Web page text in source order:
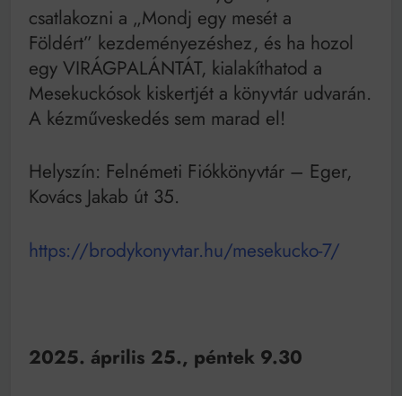
csatlakozni a „Mondj egy mesét a
Földért” kezdeményezéshez, és ha hozol
egy VIRÁGPALÁNTÁT, kialakíthatod a
Mesekuckósok kiskertjét a könyvtár udvarán.
A kézműveskedés sem marad el!
Helyszín: Felnémeti Fiókkönyvtár – Eger,
Kovács Jakab út 35.
https://brodykonyvtar.hu/mesekucko-7/
2025. április 25., péntek 9.30